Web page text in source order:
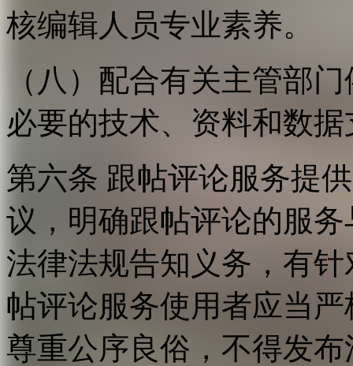
核编辑人员专业素养。
（八）配合有关主管部
必要的技术、资料和数
第六条 跟帖评论服务提
议，明确跟帖评论的服
法律法规告知义务，有
帖评论服务使用者应当
尊重公序良俗，不得发